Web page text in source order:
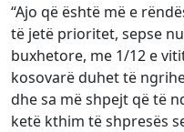
“Ajo që është më e
të jetë prioritet, sepse
buxhetore, me 1/12 e
kosovarë duhet të
dhe sa më shpejt që të
ketë kthim të shpresës